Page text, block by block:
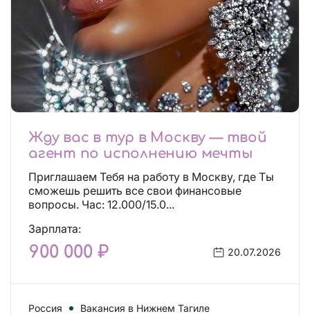
Жду вас в тур в Москву — твой
агент по исполнению мечты
Приглашаем Тебя на работу в Москву, где Ты
сможешь решить все свои финансовые
вопросы. Час: 12.000/15.0...
Зарплата:
900 000 ₽ 20.07.2026
Россия Вакансия в Нижнем Тагиле